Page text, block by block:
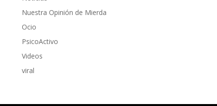
Nuestra Opinión de Mierda
Ocio
PsicoActivo
Videos
viral